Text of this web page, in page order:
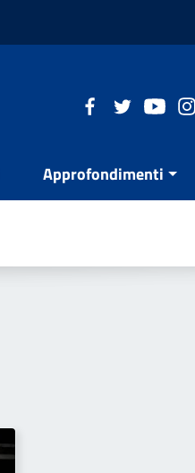
Approfondimenti